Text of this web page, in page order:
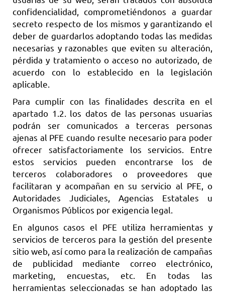
confidencialidad, comprometiéndonos a guardar
secreto respecto de los mismos y garantizando el
deber de guardarlos adoptando todas las medidas
necesarias y razonables que eviten su alteración,
pérdida y tratamiento o acceso no autorizado, de
acuerdo con lo establecido en la legislación
aplicable.
Para cumplir con las finalidades descrita en el
apartado 1.2. los datos de las personas usuarias
podrán ser comunicados a terceras personas
ajenas al PFE cuando resulte necesario para poder
ofrecer satisfactoriamente los servicios. Entre
estos servicios pueden encontrarse los de
terceros colaboradores o proveedores que
facilitaran y acompañan en su servicio al PFE, o
Autoridades Judiciales, Agencias Estatales u
Organismos Públicos por exigencia legal.
En algunos casos el PFE utiliza herramientas y
servicios de terceros para la gestión del presente
sitio web, así como para la realización de campañas
de publicidad mediante correo electrónico,
marketing, encuestas, etc. En todas las
herramientas seleccionadas se han adoptado las